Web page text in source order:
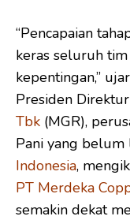
“Pencapaian
keras seluruh
kepentingan,”
Presiden Direktur
Tbk (MGR),
Pani yang belum
Indonesia,
PT Merdeka
semakin dekat